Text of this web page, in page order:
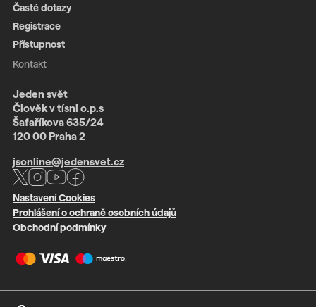
Časté dotazy
Registrace
Přístupnost
Kontakt
Jeden svět
Člověk v tísni o.p.s
Šafaříkova 635/24
120 00 Praha 2
jsonline@jedensvet.cz
Nastavení Cookies
Prohlášení o ochraně osobních údajů
Obchodní podmínky